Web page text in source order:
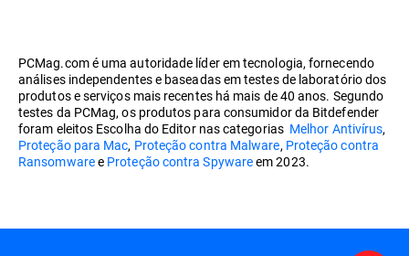
PCMag.com é uma autoridade líder em tecnologia, fornecendo
análises independentes e baseadas em testes de laboratório dos
produtos e serviços mais recentes há mais de 40 anos. Segundo
testes da PCMag, os produtos para consumidor da Bitdefender
foram eleitos Escolha do Editor nas categorias Melhor Antivírus,
Proteção para Mac, Proteção contra Malware, Proteção contra
Ransomwaree Proteção contra Spywareem 2023.